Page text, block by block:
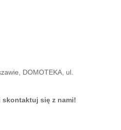
DOMOTEKA, ul.
skontaktuj się z nami!